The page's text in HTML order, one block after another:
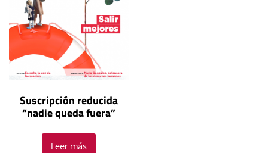
Suscripción reducida
“nadie queda fuera”
Leer más